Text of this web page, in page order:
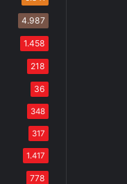
4.987
1.458
218
36
348
317
1.417
778